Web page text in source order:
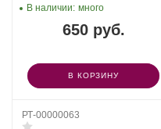
650 руб.
В наличии: много
В КОРЗИНУ
РТ-00000063